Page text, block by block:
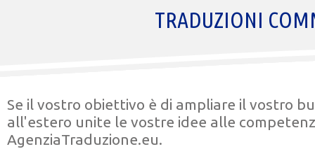
TRADUZIONI
Se il vostro obiettivo è di ampliare il vostro
all'estero unite le vostre idee alle
AgenziaTraduzione.eu.